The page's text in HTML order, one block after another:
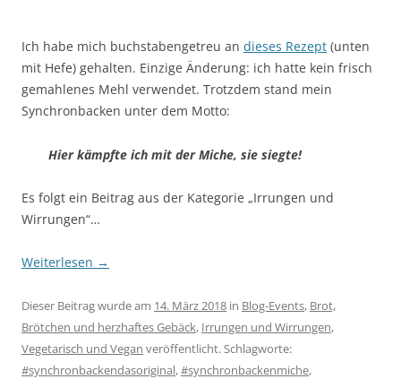
Ich habe mich buchstabengetreu an dieses Rezept (unten
mit Hefe) gehalten. Einzige Änderung: ich hatte kein frisch
gemahlenes Mehl verwendet. Trotzdem stand mein
Synchronbacken unter dem Motto:
Hier kämpfte ich mit der Miche, sie siegte!
Es folgt ein Beitrag aus der Kategorie „Irrungen und
Wirrungen“…
Weiterlesen →
Dieser Beitrag wurde am 14. März 2018 in Blog-Events, Brot,
Brötchen und herzhaftes Gebäck, Irrungen und Wirrungen,
Vegetarisch und Vegan veröffentlicht. Schlagworte:
#synchronbackendasoriginal,#synchronbackenmiche,